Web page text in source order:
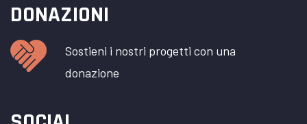
DONAZIONI
Sostieni i nostri progetti con una
donazione